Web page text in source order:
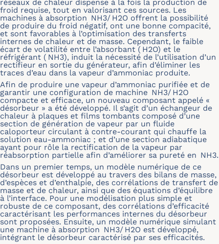
réseaux de chaleur dispense à la fois la production de
froid requise, tout en valorisant ces sources. Les
machines à absorption NH3/ H2O offrent la possibilité
de produire du froid négatif, ont une bonne compacité,
et sont favorables à l’optimisation des transferts
internes de chaleur et de masse. Cependant, le faible
écart de volatilité entre l’absorbant ( H2O) et le
réfrigérant ( NH3), induit la nécessité de l’utilisation d’un
rectifieur en sortie du générateur, afin d’éliminer les
traces d’eau dans la vapeur d’ammoniac produite.
Afin de produire une vapeur d’ammoniac purifiée et de
garantir une configuration de machine NH3/ H2O
compacte et efficace, un nouveau composant appelé «
désorbeur » a été développé. Il s’agit d’un échangeur de
chaleur à plaques et films tombants composé d’une
section de génération de vapeur par un fluide
caloporteur circulant à contre-courant qui chauffe la
solution eau-ammoniac ; et d’une section adiabatique
ayant pour rôle la rectification de la vapeur par
réabsorption partielle afin d’améliorer sa pureté en NH3.
Dans un premier temps, un modèle numérique de ce
désorbeur est développé au travers des bilans de masse,
d’espèces et d’enthalpie, des corrélations de transfert de
masse et de chaleur, ainsi que des équations d’équilibre
à l’interface. Pour une modélisation plus simple et
robuste de ce composant, des corrélations d’efficacité
caractérisant les performances internes du désorbeur
sont proposées. Ensuite, un modèle numérique simulant
une machine à absorption NH3/ H2O est développé,
intégrant le désorbeur caractérisé par ses efficacités.